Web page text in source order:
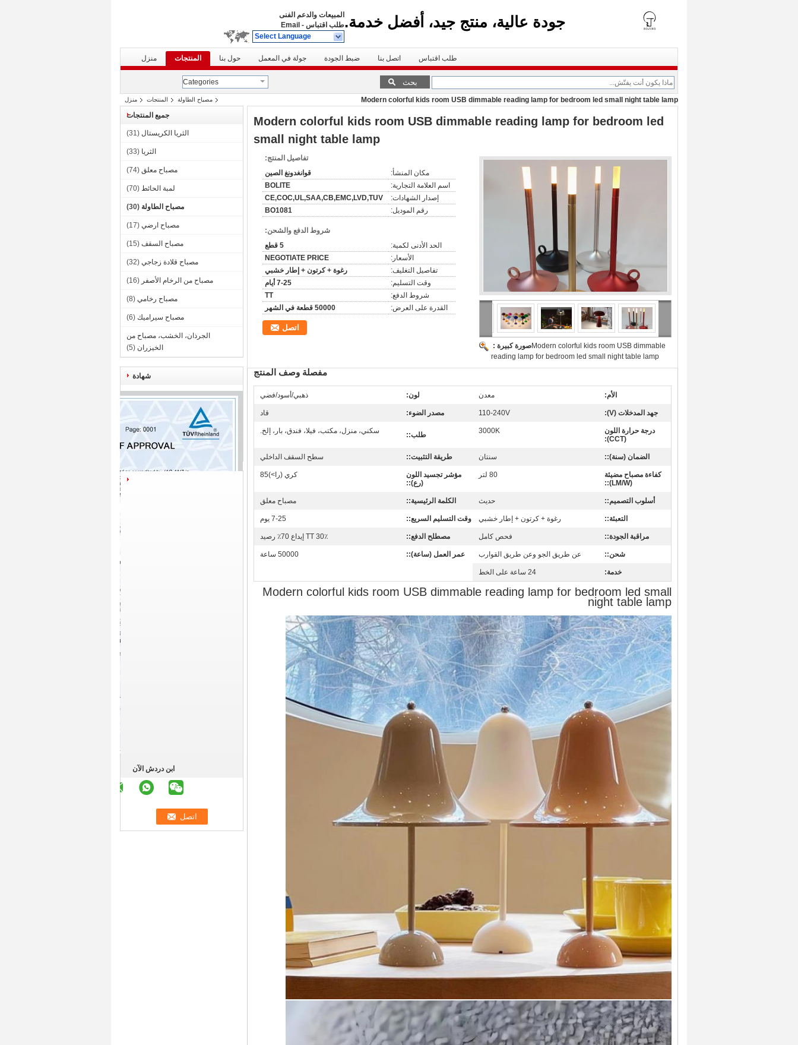
جودة عالية، منتج جيد، أفضل خدمة. المبيعات والدعم الفنى
طلب اقتباس -
Email
Select Language
منزل المنتجات حول بنا جولة في المعمل ضبط الجودة اتصل بنا طلب اقتباس
Categories بحث
منزل المنتجات مصباح الطاولة
Modern colorful kids room USB dimmable reading lamp for bedroom led small night table lamp
جميع المنتجات
الثريا الكريستال (31)
الثريا (33)
مصباح معلق (74)
لمبة الحائط (70)
مصباح الطاولة (30)
مصباح ارضي (17)
مصباح السقف (15)
مصباح قلادة زجاجي (32)
مصباح من الرخام الأصفر (16)
مصباح رخامي (8)
مصباح سيراميك (6)
الجرذان، الخشب، مصباح من
الخيزران (5)
شهادة
ابن دردش الآن
Modern colorful kids room USB dimmable reading lamp for bedroom led
small night table lamp
صورة كبيرة :Modern colorful kids room USB dimmable
reading lamp for bedroom led small night table lamp
تفاصيل المنتج:
مكان المنشأ:
قوانغدونغ الصين
اسم العلامة التجارية:
BOLITE
إصدار الشهادات:
CE,COC,UL,SAA,CB,EMC,LVD,TUV
رقم الموديل:
BO1081
شروط الدفع والشحن:
الحد الأدنى لكمية:
5 قطع
الأسعار:
NEGOTIATE PRICE
تفاصيل التغليف:
رغوة + كرتون + إطار خشبي
وقت التسليم:
7-25 أيام
شروط الدفع:
TT
القدرة على العرض:
50000 قطعة في الشهر
اتصل
مفصلة وصف المنتج
الأم: معدن لون: ذهبي/أسود/فضي
جهد المدخلات (V): 110-240V مصدر الضوء: قاد
درجة حرارة اللون
(CCT):
3000K طلب:: سكني، منزل، مكتب، فيلا، فندق، بار، إلخ.
الضمان (سنة):: سنتان طريقة التثبيت:: سطح السقف الداخلي
كفاءة مصباح مضيئة
(LM/W)::
80 لتر
مؤشر تجسيد اللون
(رع)::
كري (را>)85
أسلوب التصميم:: حديث الكلمة الرئيسية:: مصباح معلق
التعبئة:: رغوة + كرتون + إطار خشبي وقت التسليم السريع:: 7-25 يوم
مراقبة الجودة:: فحص كامل مصطلح الدفع:: TT 30٪ إيداع 70٪ رصيد
شحن:: عن طريق الجو وعن طريق القوارب عمر العمل (ساعة):: 50000 ساعة
خدمة: 24 ساعة على الخط
Modern colorful kids room USB dimmable reading lamp for bedroom led small
night table lamp